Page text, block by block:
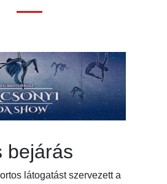
bejárás
látogatást szervezett a